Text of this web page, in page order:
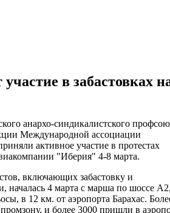
в забастовках
анархо-синдикалистского
Международной ассоциации
активное участие в протестах
"Иберия" 4-8 марта.
включающих забастовку и
началась 4 марта с марша по шоссе А2,
в 12 км. от аэропорта Барахас.
и более 3000 пришли в